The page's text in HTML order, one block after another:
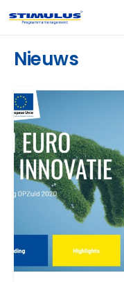
Nieuws